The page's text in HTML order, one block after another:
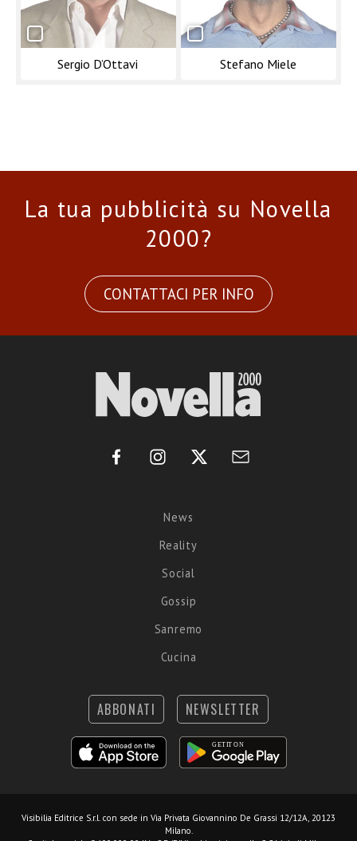
Sergio D’Ottavi Stefano Miele
La tua pubblicità su Novella
2000?
CONTATTACI PER INFO
News
Reality
Social
Gossip
Sanremo
Cucina
ABBONATI NEWSLETTER
Visibilia Editrice S.r.l. con sede in Via Privata Giovannino De Grassi 12/12A, 20123
Milano.